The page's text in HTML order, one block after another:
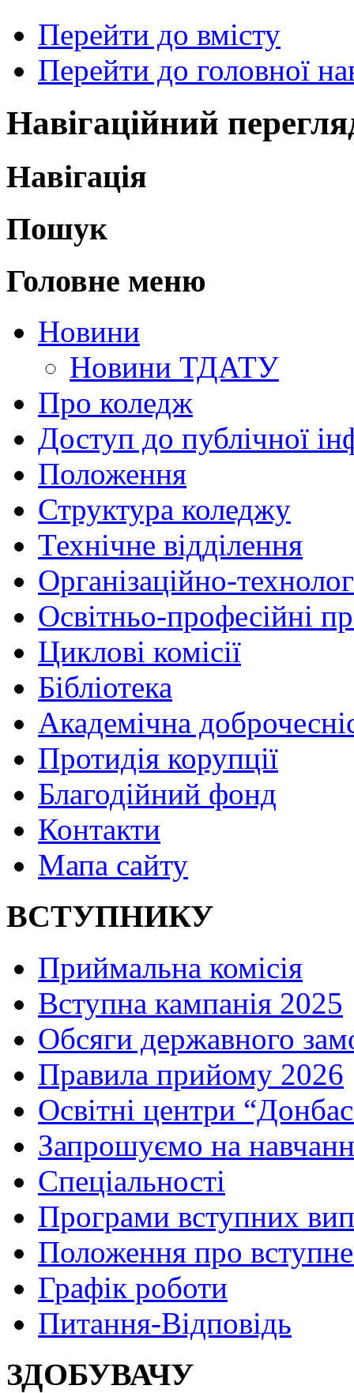
Перейти до вмісту
Перейти до головної
Навігаційний
Навігація
Пошук
Головне меню
Новини
Новини ТДАТУ
Про коледж
Доступ до публічної
Положення
Структура коледжу
Технічне відділення
Організаційно-
Освітньо-професійні
Циклові комісії
Бібліотека
Академічна
Протидія корупції
Благодійний фонд
Контакти
Мапа сайту
ВСТУПНИКУ
Приймальна комісія
Вступна кампанія 2025
Обсяги державного
Правила прийому 2026
Освітні центри
Запрошуємо на
Спеціальності
Програми вступних
Положення про
Графік роботи
Питання-Відповідь
ЗДОБУВАЧУ